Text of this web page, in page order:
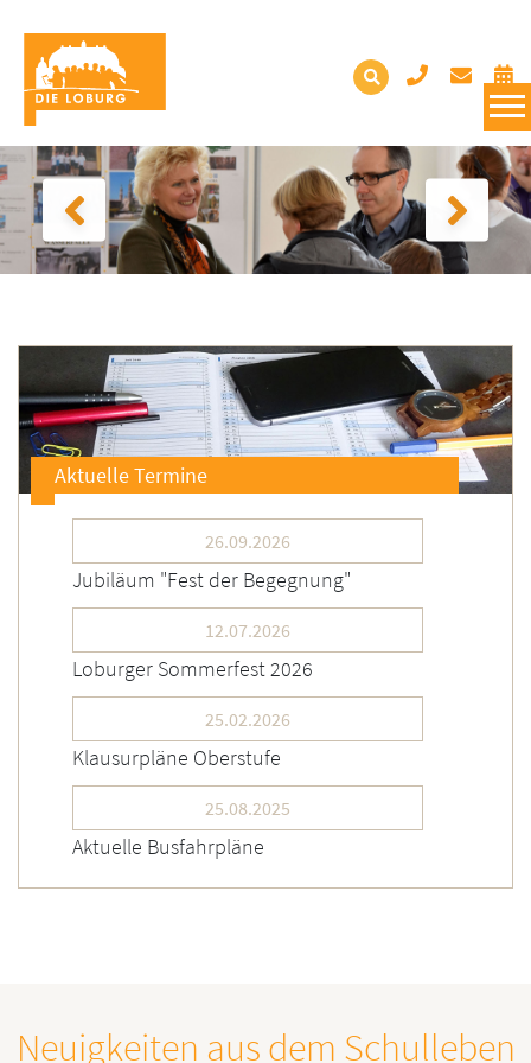
Aktuelle Termine
26.09.2026
Jubiläum "Fest der Begegnung"
12.07.2026
Loburger Sommerfest 2026
25.02.2026
Klausurpläne Oberstufe
25.08.2025
Aktuelle Busfahrpläne
Neuigkeiten aus dem Schulleben